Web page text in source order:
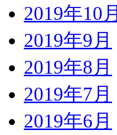
2019年10月
2019年9月
2019年8月
2019年7月
2019年6月